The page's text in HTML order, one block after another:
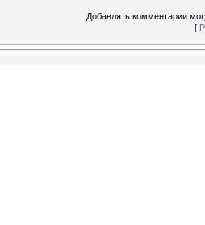
Добавлять комментарии
[